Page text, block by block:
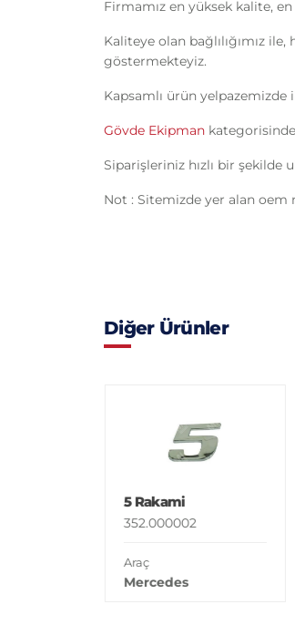
Firmamız en yüksek kalite,
Kaliteye olan bağlılığımız
göstermekteyiz.
Kapsamlı ürün
Gövde Ekipman
Siparişleriniz hızlı bir şekilde
Not : Sitemizde yer alan oem
Diğer Ürünler
5 Rakami
352.000002
Araç
Mercedes